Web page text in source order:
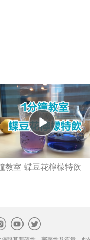
教室 蝶豆花檸檬特飲